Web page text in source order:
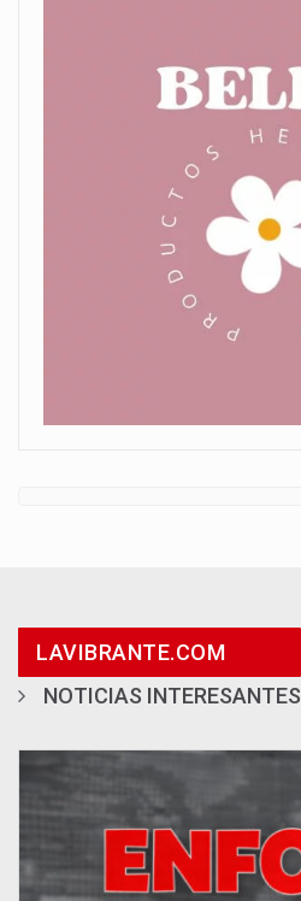
LAVIBRANTE.COM
NOTICIAS INTERESANTES